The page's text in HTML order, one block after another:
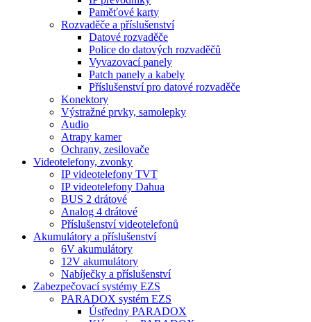
Paměťové karty
Rozvaděče a příslušenství
Datové rozvaděče
Police do datových rozvaděčů
Vyvazovací panely
Patch panely a kabely
Příslušenství pro datové rozvaděče
Konektory
Výstražné prvky, samolepky
Audio
Atrapy kamer
Ochrany, zesilovače
Videotelefony, zvonky
IP videotelefony TVT
IP videotelefony Dahua
BUS 2 drátové
Analog 4 drátové
Příslušenství videotelefonů
Akumulátory a příslušenství
6V akumulátory
12V akumulátory
Nabíječky a příslušenství
Zabezpečovací systémy EZS
PARADOX systém EZS
Ústředny PARADOX